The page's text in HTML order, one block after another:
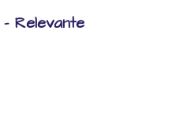
Relevante